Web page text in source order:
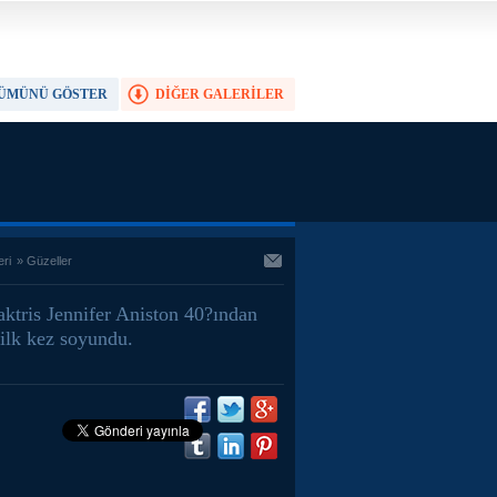
DİĞER GALERİLER
GÖSTER
» Güzeller
Jennifer Aniston 40?ından
kez soyundu.